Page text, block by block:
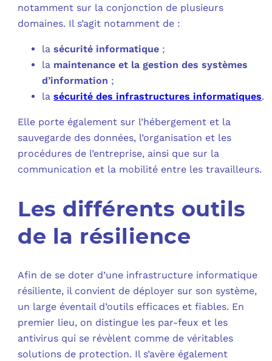
notamment sur la conjonction de plusieurs
domaines. Il s’agit notamment de :
lasécurité informatique ;
la maintenance et la gestion des systèmes
d’information ;
lasécurité des infrastructures informatiques.
Elle porte également sur l’hébergement et la
sauvegarde des données, l’organisation et les
procédures de l’entreprise, ainsi que sur la
communication et la mobilité entre les travailleurs.
Les différents outils
de la résilience
Afin de se doter d’une infrastructure informatique
résiliente, il convient de déployer sur son système,
un large éventail d’outils efficaces et fiables. En
premier lieu, on distingue les par-feux et les
antivirus qui se révèlent comme de véritables
solutions de protection. Il s’avère également